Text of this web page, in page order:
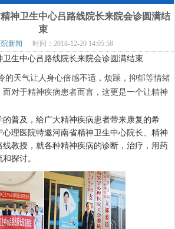
神卫生中心吕路线院长来院会诊圆满结
束
新闻 时间：2018-12-20 14:05:58
卫生中心吕路线院长来院会诊圆满结束
天气让人身心倍感不适，烦躁，抑郁等情绪
对于精神疾病患者而言，这更是一个让精神
普及，给广大精神疾病患者带来康复的希
心理医院特邀河南省精神卫生中心院长、精神
线教授，就各种精神疾病的诊断，治疗，用药
探讨。